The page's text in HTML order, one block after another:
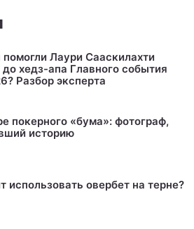
Лаури Сааскилахти
хедз-апа Главного события
Разбор эксперта
покерного «бума»: фотограф,
историю
использовать овербет на терне?